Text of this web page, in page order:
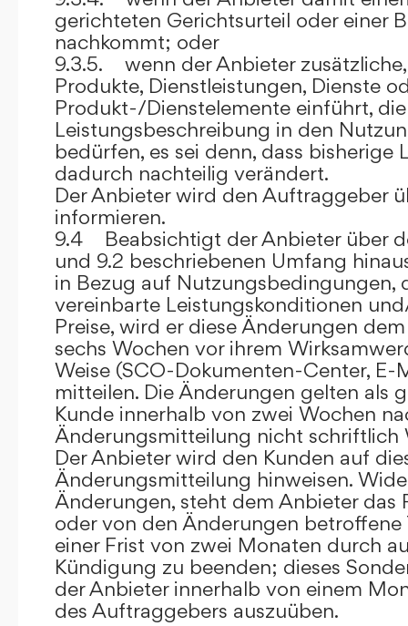
gerichteten Gerichtsurteil oder einer
nachkommt; oder
9.3.5. wenn der Anbieter
Produkte, Dienstleistungen, Dienste
Produkt-/Dienstelemente einführt,
Leistungsbeschreibung in den
bedürfen, es sei denn, dass bisherige
dadurch nachteilig verändert.
Der Anbieter wird den Auftraggeber
informieren.
9.4 Beabsichtigt der Anbieter über
und 9.2 beschriebenen Umfang
in Bezug auf Nutzungsbedingungen,
vereinbarte Leistungskonditionen
Preise, wird er diese Änderungen
sechs Wochen vor ihrem
Weise (SCO-Dokumenten-Center, E-
mitteilen. Die Änderungen gelten als
Kunde innerhalb von zwei Wochen
Änderungsmitteilung nicht schriftlich
Der Anbieter wird den Kunden auf
Änderungsmitteilung hinweisen.
Änderungen, steht dem Anbieter das
oder von den Änderungen betroffene
einer Frist von zwei Monaten durch
Kündigung zu beenden; dieses
der Anbieter innerhalb von einem
des Auftraggebers auszuüben.